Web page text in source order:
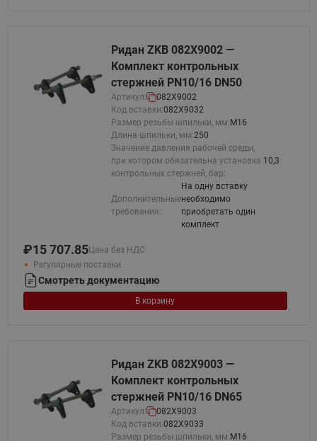
Ридан ZKB 082X9002 —
Комплект контрольных
стержней PN10/16 DN50
Артикул:
082X9002
Код вставки:082X9032
Размер резьбы шпильки, мм:М16
Длина шпильки, мм:250
Значение давления рабочей среды,
при котором обязательна установка
контрольных стержней, бар:
10,3
Дополнительные
требования:
На одну вставку
необходимо
приобретать один
комплект
₽15 707.85Цена без НДС
Регулярные поставки
Смотреть документацию
В корзину
Ридан ZKB 082X9003 —
Комплект контрольных
стержней PN10/16 DN65
Артикул:
082X9003
Код вставки:082X9033
Размер резьбы шпильки, мм:М16